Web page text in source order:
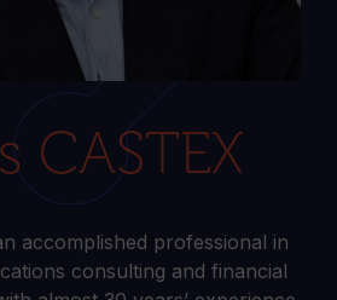
CASTEX
accomplished professional in
consulting and financial